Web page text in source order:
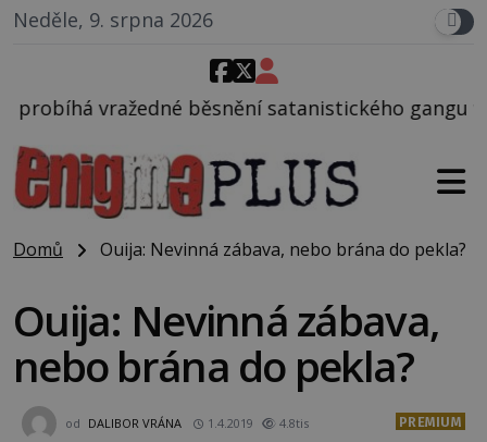
Neděle, 9. srpna 2026
satanistického gangu vedeného Charlesem
Domů Ouija: Nevinná zábava, nebo brána do pekla?
Ouija: Nevinná zábava,
nebo brána do pekla?
od DALIBOR VRÁNA 1.4.2019 4.8tis PREMIUM